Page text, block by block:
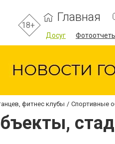
18+
Главная
Досуг
фитнес клубы Спортивные